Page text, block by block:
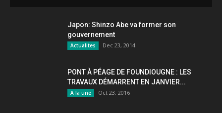
Japon: Shinzo Abe va former son
gouvernement
Actualites Dec 23, 2014
PONT À PÉAGE DE FOUNDIOUGNE : LES
TRAVAUX DÉMARRENT EN JANVIER...
A la une Oct 23, 2016